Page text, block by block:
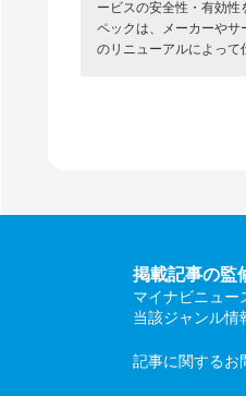
ービスの安全性・有効
ペックは、メーカーや
のリニューアルによって
掲載記事の監
マイナビニュー
当該ジャンル情
記事に関するお